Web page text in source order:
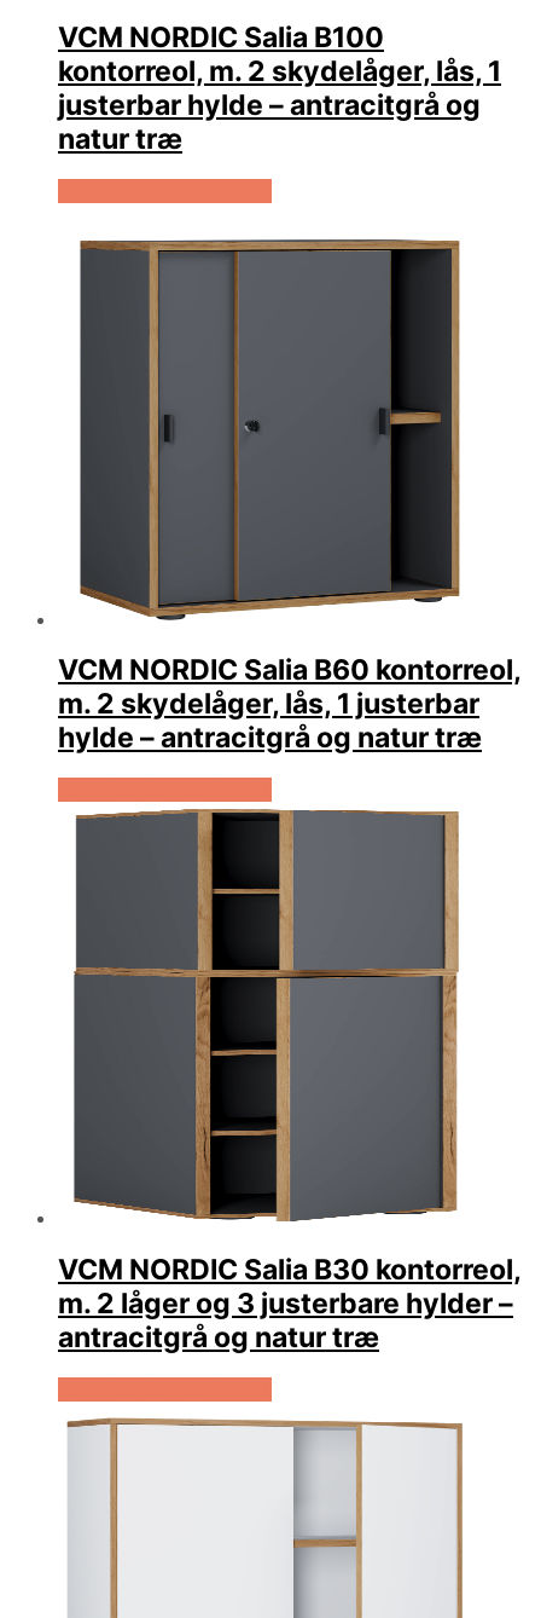
VCM NORDIC Salia B100
kontorreol, m. 2 skydelåger, lås, 1
justerbar hylde – antracitgrå og
natur træ
VCM NORDIC Salia B60 kontorreol,
m. 2 skydelåger, lås, 1 justerbar
hylde – antracitgrå og natur træ
VCM NORDIC Salia B30 kontorreol,
m. 2 låger og 3 justerbare hylder –
antracitgrå og natur træ